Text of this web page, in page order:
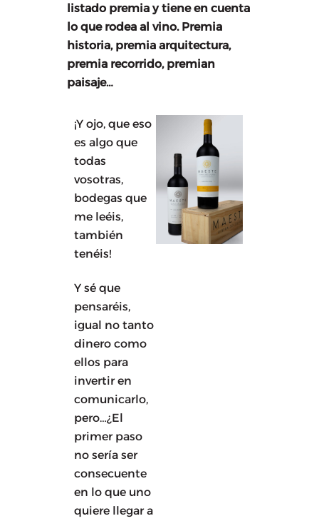
listado premia y tiene en cuenta
lo que rodea al vino. Premia
historia, premia arquitectura,
premia recorrido, premian
paisaje…
¡Y ojo, que eso
es algo que
todas
vosotras,
bodegas que
me leéis,
también
tenéis!
Y sé que
pensaréis,
igual no tanto
dinero como
ellos para
invertir en
comunicarlo,
pero…¿El
primer paso
no sería ser
consecuente
en lo que uno
quiere llegar a